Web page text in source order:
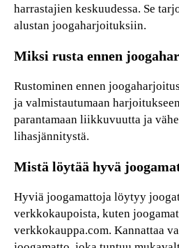
harrastajien keskuudessa. Se
alustan joogaharjoituksiin.
Miksi rusta ennen
Rustominen ennen
ja valmistautumaan
parantamaan liikkuvuutta ja
lihasjännitystä.
Mistä löytää hyvä
Hyviä joogamattoja löytyy
verkkokaupoista, kuten
verkkokauppa.com. Kannattaa